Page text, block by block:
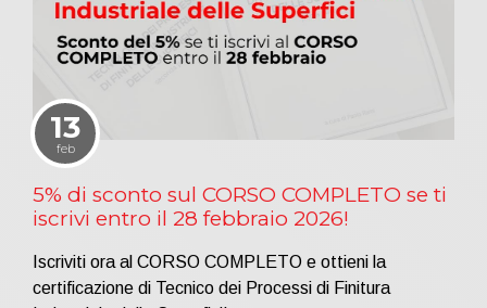
13
feb
5% di sconto sul CORSO COMPLETO se ti
iscrivi entro il 28 febbraio 2026!
Iscriviti ora al CORSO COMPLETO e ottieni la
certificazione di Tecnico dei Processi di Finitura